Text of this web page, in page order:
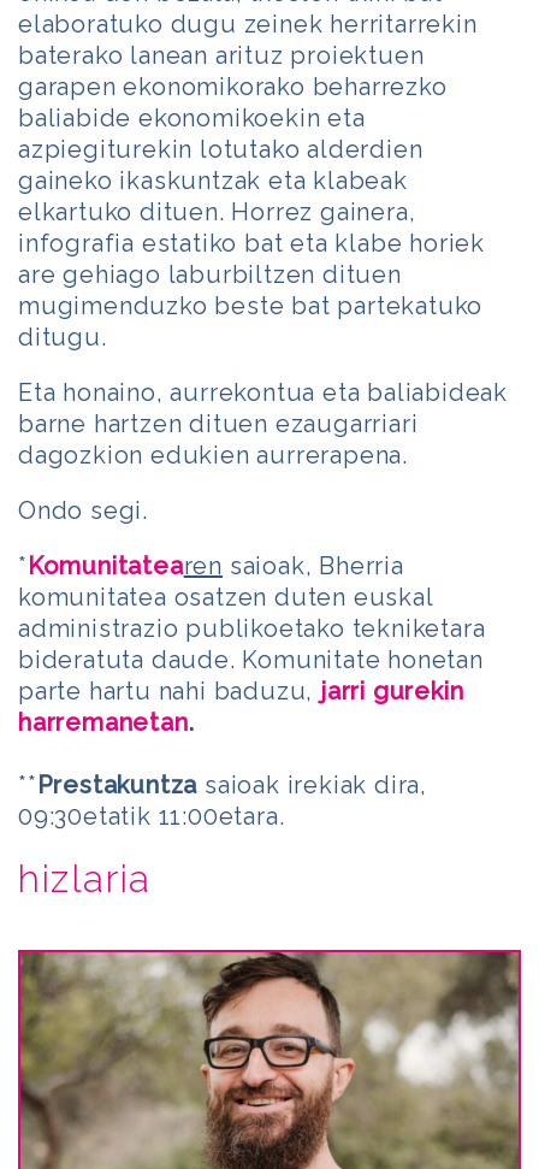
elaboratuko dugu zeinek herritarrekin
baterako lanean arituz proiektuen
garapen ekonomikorako beharrezko
baliabide ekonomikoekin eta
azpiegiturekin lotutako alderdien
gaineko ikaskuntzak eta klabeak
elkartuko dituen. Horrez gainera,
infografia estatiko bat eta klabe horiek
are gehiago laburbiltzen dituen
mugimenduzko beste bat partekatuko
ditugu.
Eta honaino, aurrekontua eta baliabideak
barne hartzen dituen ezaugarriari
dagozkion edukien aurrerapena.
Ondo segi.
*Komunitatearen saioak, Bherria
komunitatea osatzen duten euskal
administrazio publikoetako tekniketara
bideratuta daude. Komunitate honetan
parte hartu nahi baduzu, jarri gurekin
harremanetan.
**Prestakuntza saioak irekiak dira,
09:30etatik 11:00etara.
hizlaria